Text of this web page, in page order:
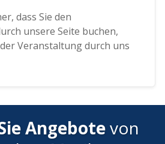
dass Sie den
unsere Seite buchen,
Veranstaltung durch uns
Angebotevon